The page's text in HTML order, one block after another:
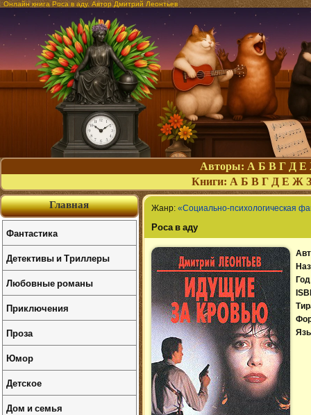
Онлайн книга Роса в аду. Автор Дмитрий Леонтьев
Авторы: А Б В Г Д Е
Книги: А Б В Г Д Е Ж З
Жанр: «Социально-психологическая
Роса в аду
Главная
Фантастика
Детективы и Триллеры
Любовные романы
Приключения
Проза
Юмор
Детское
Дом и семья